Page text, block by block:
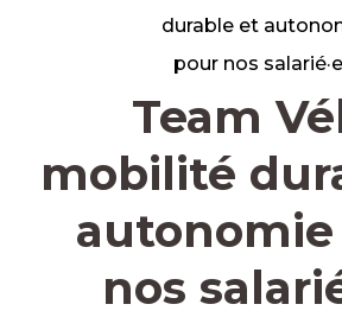
Team
mobilité
nos